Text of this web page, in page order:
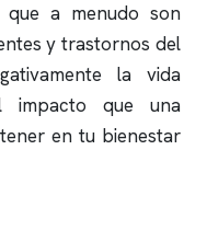
que a menudo son
y trastornos del
la vida
impacto que una
en tu bienestar